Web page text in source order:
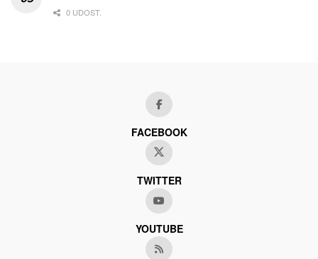
0 UDOST.
FACEBOOK
TWITTER
YOUTUBE